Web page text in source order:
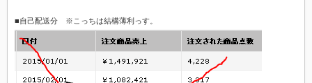
■自己配送分 ※こっちは結構薄利っす。